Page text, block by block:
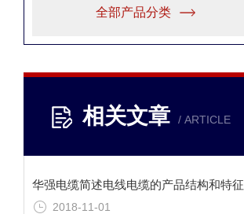
全部产品分类
相关文章 / ARTICLE
华强电缆简述电线电缆的产品结构和特征
2018-11-01